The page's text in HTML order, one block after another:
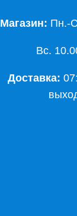
Магазин: Пн.-
Вс.
Доставка: